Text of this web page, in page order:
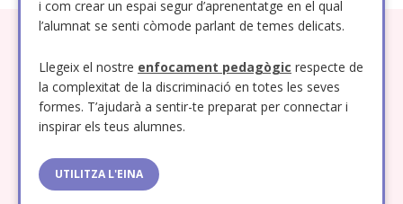
i com crear un espai segur d’aprenentatge en el qual
l’alumnat se senti còmode parlant de temes delicats.
Llegeix el nostre enfocament pedagògic respecte de
la complexitat de la discriminació en totes les seves
formes. T’ajudarà a sentir-te preparat per connectar i
inspirar els teus alumnes.
UTILITZA L'EINA